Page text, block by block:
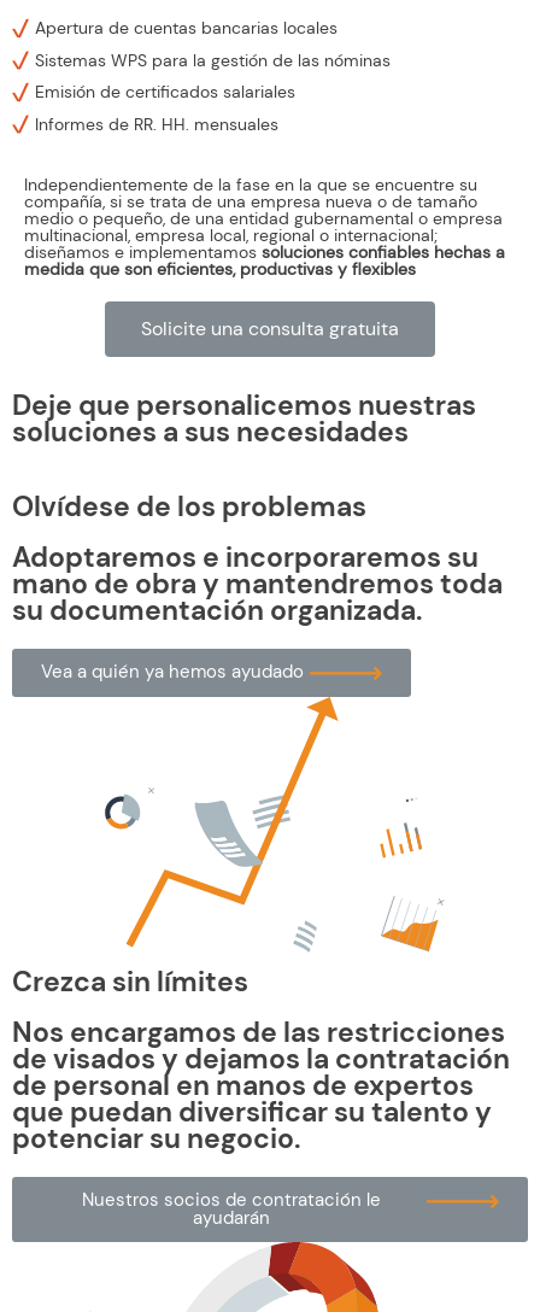
Apertura de cuentas bancarias locales
Sistemas WPS para la gestión de las nóminas
Emisión de certificados salariales
Informes de RR. HH. mensuales
Independientemente de la fase en la que se encuentre su
compañía, si se trata de una empresa nueva o de tamaño
medio o pequeño, de una entidad gubernamental o empresa
multinacional, empresa local, regional o internacional;
diseñamos e implementamos soluciones confiables hechas a
medida que son eficientes, productivas y flexibles
Solicite una consulta gratuita
Deje que personalicemos nuestras
soluciones a sus necesidades
Olvídese de los problemas
Adoptaremos e incorporaremos su
mano de obra y mantendremos toda
su documentación organizada.
Vea a quién ya hemos ayudado
Crezca sin límites
Nos encargamos de las restricciones
de visados y dejamos la contratación
de personal en manos de expertos
que puedan diversificar su talento y
potenciar su negocio.
Nuestros socios de contratación le
ayudarán